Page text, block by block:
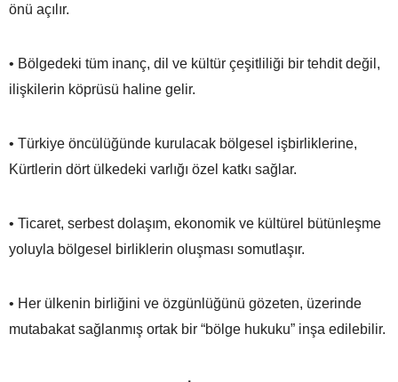
önü açılır.
• Bölgedeki tüm inanç, dil ve kültür çeşitliliği bir tehdit değil,
ilişkilerin köprüsü haline gelir.
• Türkiye öncülüğünde kurulacak bölgesel işbirliklerine,
Kürtlerin dört ülkedeki varlığı özel katkı sağlar.
• Ticaret, serbest dolaşım, ekonomik ve kültürel bütünleşme
yoluyla bölgesel birliklerin oluşması somutlaşır.
• Her ülkenin birliğini ve özgünlüğünü gözeten, üzerinde
mutabakat sağlanmış ortak bir “bölge hukuku” inşa edilebilir.